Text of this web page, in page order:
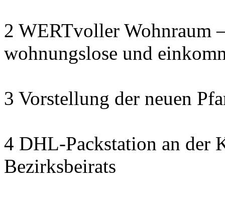
2 WERTvoller Wohnraum
wohnungslose und
3 Vorstellung der neuen
4 DHL-Packstation an der
Bezirksbeirats